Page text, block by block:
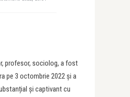
profesor, sociolog, a fost
pe 3 octombrie 2022 și a
și captivant cu